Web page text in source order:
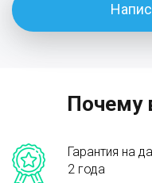
Почему
Гарантия на
2 года